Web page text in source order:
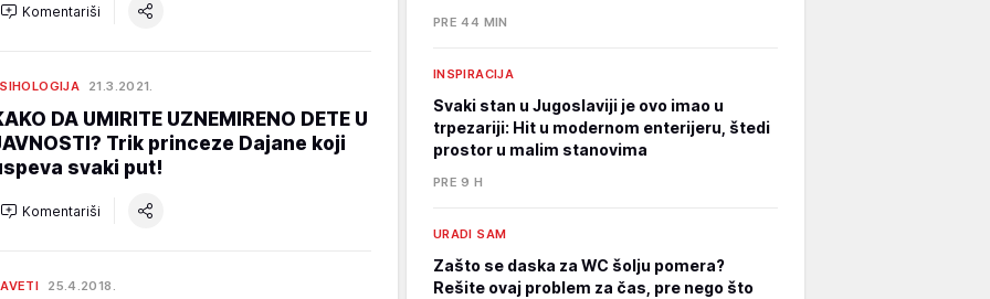
Komentariši
21.3.2021.
DA UMIRITE UZNEMIRENO DETE U
Trik princeze Dajane koji
svaki put!
Komentariši
25.4.2018.
PRE 44 MIN
INSPIRACIJA
Svaki stan u Jugoslaviji je ovo imao u
trpezariji: Hit u modernom enterijeru, štedi
prostor u malim stanovima
PRE 9 H
URADI SAM
Zašto se daska za WC šolju pomera?
Rešite ovaj problem za čas, pre nego što